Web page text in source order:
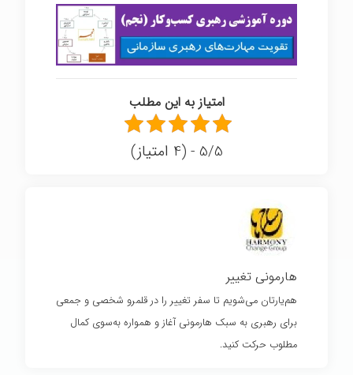
امتیاز به این مطلب
5/5 - (4 امتیاز)
هارمونی تغییر
هم‌یارتان می‌شویم تا سفر تغییر را در قلمرو شخصی و جمعی
برای رهبری به سبک هارمونی آغاز و همواره به‌سوی کمال
مطلوب حرکت کنید.